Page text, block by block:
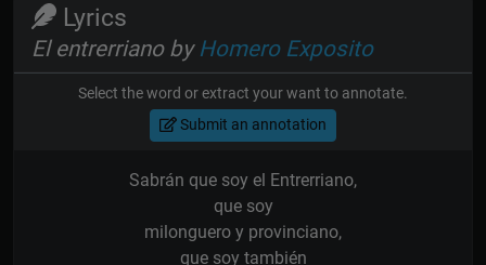
Lyrics
El entrerriano by Homero Exposito
Select the word or extract your want to annotate.
Submit an annotation
Sabrán que soy el Entrerriano,
que soy
milonguero y provinciano,
que soy también